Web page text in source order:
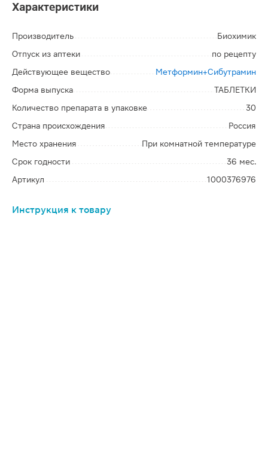
Характеристики
Производитель
Биохимик
Отпуск из аптеки
по рецепту
Действующее вещество
Метформин+Сибутрамин
Форма выпуска
ТАБЛЕТКИ
Количество препарата в упаковке
30
Страна происхождения
Россия
Место хранения
При комнатной температуре
Срок годности
36 мес.
Артикул
1000376976
Инструкция к товару